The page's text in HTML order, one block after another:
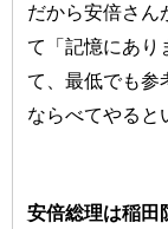
だから安倍さん
て「記憶にあり
て、最低でも参
ならべてやると
安倍総理は稲田